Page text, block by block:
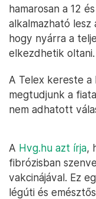
hamarosan a 12
alkalmazható lesz
hogy nyárra a
elkezdhetik oltani.
A Telex kereste
megtudjunk a
nem adhatott
A Hvg.hu azt írja,
fibrózisban
vakcinájával. Ez
légúti és